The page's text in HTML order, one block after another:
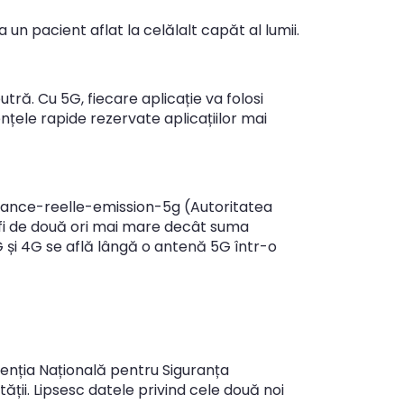
un pacient aflat la celălalt capăt al lumii.
Cu 5G, fiecare aplicație va folosi
rapide rezervate aplicațiilor mai
reelle-emission-5g (Autoritatea
două ori mai mare decât suma
4G se află lângă o antenă 5G într-o
Națională pentru Siguranța
Lipsesc datele privind cele două noi